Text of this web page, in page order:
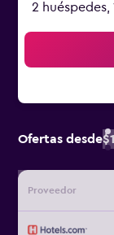
2 huéspedes,
Ofertas desde
Proveedor